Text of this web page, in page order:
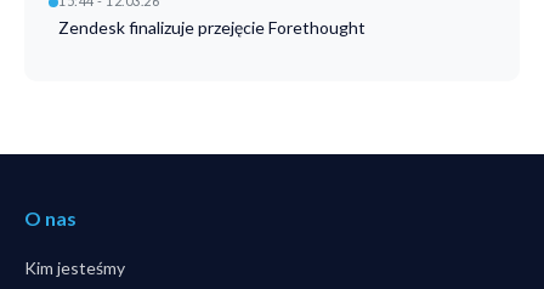
Zendesk finalizuje przejęcie Forethought
O nas
Kim jesteśmy